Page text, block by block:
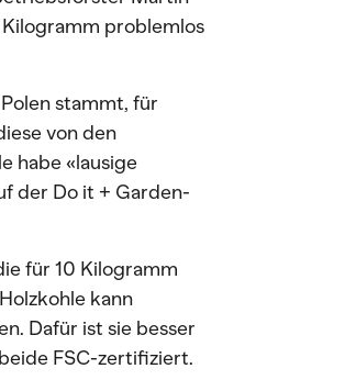
problemlos
stammt, für
von den
habe «lausige
der Do it + Garden-
für 10 Kilogramm
kann
Dafür ist sie besser
FSC-zertifiziert.